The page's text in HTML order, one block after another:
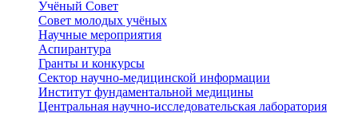
Учёный Cовет
Совет молодых учёных
Научные мероприятия
Аспирантура
Гранты и конкурсы
Сектор научно-медицинской информации
Институт фундаментальной медицины
Центральная научно-исследовательская лаборатория